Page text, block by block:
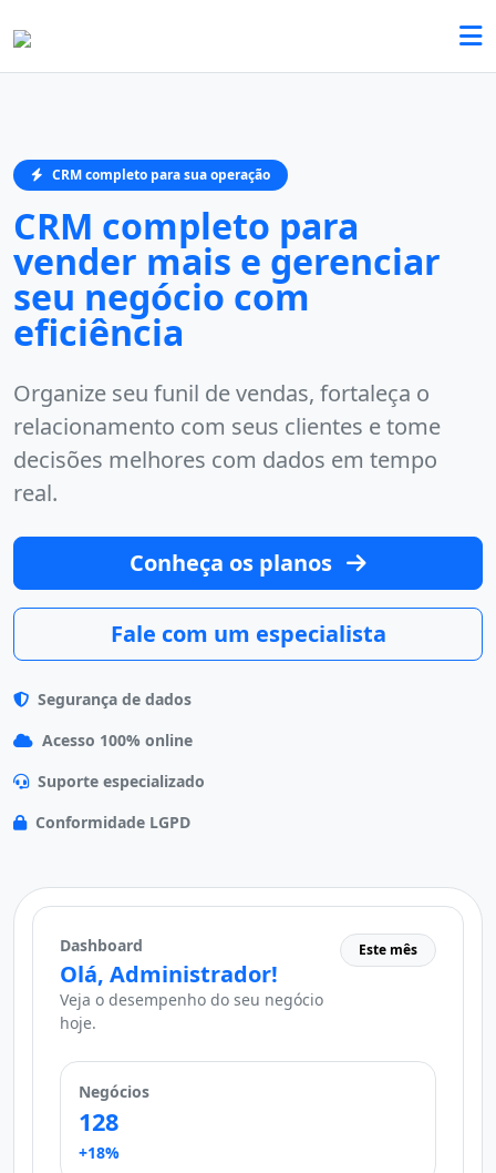
CRM completo para sua operação
CRM completo para
vender mais e gerenciar
seu negócio com
eficiência
Organize seu funil de vendas, fortaleça o
relacionamento com seus clientes e tome
decisões melhores com dados em tempo
real.
Conheça os planos
Fale com um especialista
Segurança de dados
Acesso 100% online
Suporte especializado
Conformidade LGPD
Dashboard
Olá, Administrador!
Veja o desempenho do seu negócio
hoje.
Este mês
Negócios
128
+18%